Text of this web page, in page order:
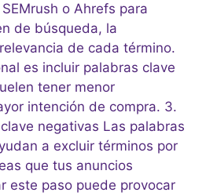
o Ahrefs para
de búsqueda, la
de cada término.
es incluir palabras clave
tener menor
intención de compra. 3.
negativas Las palabras
a excluir términos por
que tus anuncios
este paso puede provocar